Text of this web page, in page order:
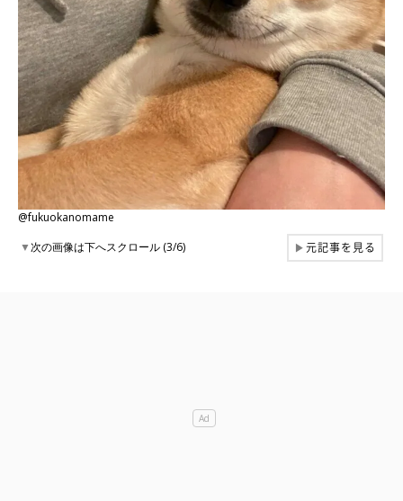
@fukuokanomame
▼次の画像は下へスクロール (3/6) ▶元記事を見る